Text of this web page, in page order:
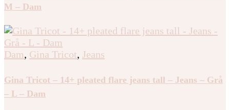
M – Dam
Dam, Gina Tricot, Jeans
Gina Tricot – 14+ pleated flare jeans tall – Jeans – Grå
– L – Dam